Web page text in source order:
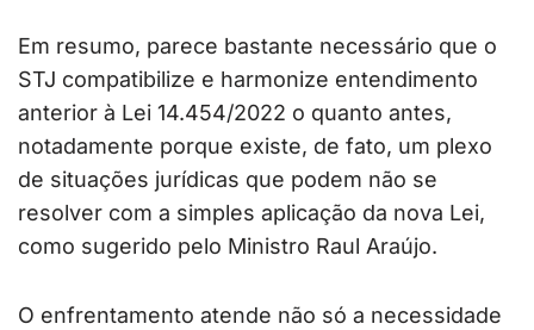
Em resumo, parece bastante necessário que o
STJ compatibilize e harmonize entendimento
anterior à Lei 14.454/2022 o quanto antes,
notadamente porque existe, de fato, um plexo
de situações jurídicas que podem não se
resolver com a simples aplicação da nova Lei,
como sugerido pelo Ministro Raul Araújo.
O enfrentamento atende não só a necessidade